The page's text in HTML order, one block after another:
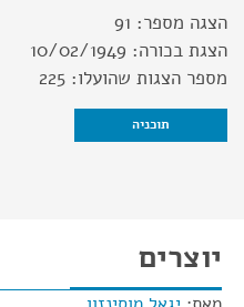
הצגה מספר: 91
הצגת בכורה: 10/02/1949
מספר הצגות שהועלו: 225
תוכניה
יוצרים